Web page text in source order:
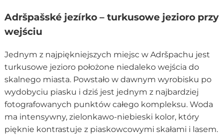
Adršpašské jezírko – turkusowe jezioro przy
wejściu
Jednym z najpiękniejszych miejsc w Adršpachu jest
turkusowe jezioro położone niedaleko wejścia do
skalnego miasta. Powstało w dawnym wyrobisku po
wydobyciu piasku i dziś jest jednym z najbardziej
fotografowanych punktów całego kompleksu. Woda
ma intensywny, zielonkawo-niebieski kolor, który
pięknie kontrastuje z piaskowcowymi skałami i lasem.